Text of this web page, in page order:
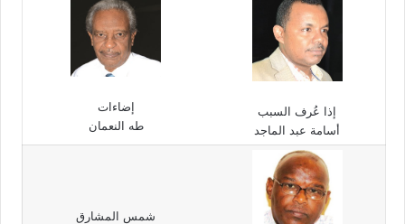
إذا عُرف السبب
أسامة عبد الماجد
إضاءات
طه النعمان
شمس المشارق